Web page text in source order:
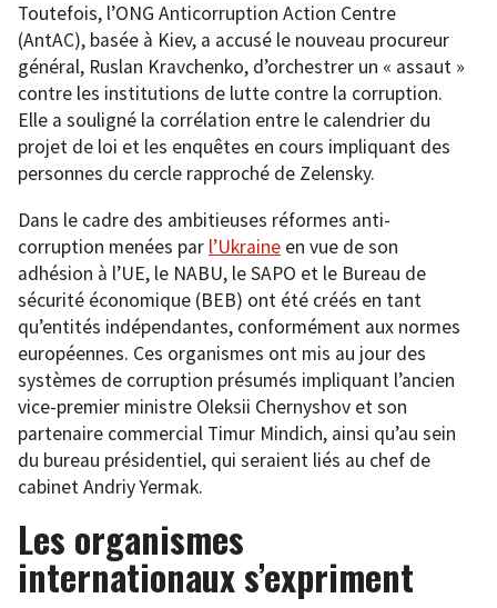
Toutefois, l’ONG Anticorruption Action Centre
(AntAC), basée à Kiev, a accusé le nouveau procureur
général, Ruslan Kravchenko, d’orchestrer un « assaut »
contre les institutions de lutte contre la corruption.
Elle a souligné la corrélation entre le calendrier du
projet de loi et les enquêtes en cours impliquant des
personnes du cercle rapproché de Zelensky.
Dans le cadre des ambitieuses réformes anti-
corruption menées par l’Ukraine en vue de son
adhésion à l’UE, le NABU, le SAPO et le Bureau de
sécurité économique (BEB) ont été créés en tant
qu’entités indépendantes, conformément aux normes
européennes. Ces organismes ont mis au jour des
systèmes de corruption présumés impliquant l’ancien
vice-premier ministre Oleksii Chernyshov et son
partenaire commercial Timur Mindich, ainsi qu’au sein
du bureau présidentiel, qui seraient liés au chef de
cabinet Andriy Yermak.
Les organismes
internationaux s’expriment